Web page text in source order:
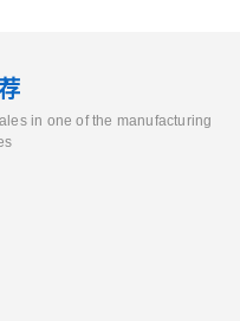
in one of the manufacturing